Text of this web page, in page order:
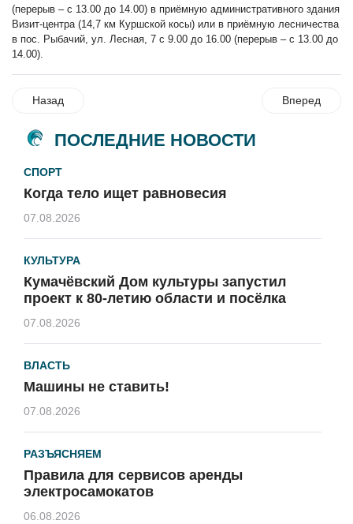
(перерыв – с 13.00 до 14.00) в приёмную административного здания
Визит-центра (14,7 км Куршской косы) или в приёмную лесничества
в пос. Рыбачий, ул. Лесная, 7 с 9.00 до 16.00 (перерыв – с 13.00 до
14.00).
Назад Вперед
ПОСЛЕДНИЕ НОВОСТИ
СПОРТ
Когда тело ищет равновесия
07.08.2026
КУЛЬТУРА
Кумачёвский Дом культуры запустил
проект к 80-летию области и посёлка
07.08.2026
ВЛАСТЬ
Машины не ставить!
07.08.2026
РАЗЪЯСНЯЕМ
Правила для сервисов аренды
электросамокатов
06.08.2026